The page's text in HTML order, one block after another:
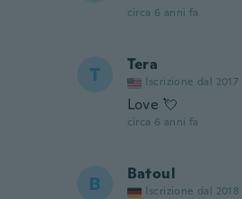
circa 6 anni fa
T Tera
Iscrizione dal 2017
Love 💘
circa 6 anni fa
B Batoul
Iscrizione dal 2018